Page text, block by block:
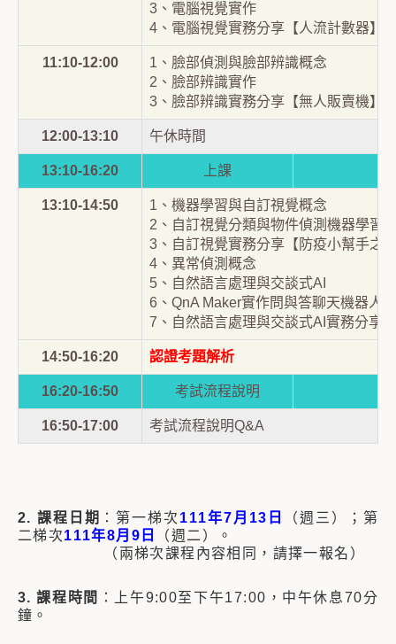
3、電腦視覺實作
4、電腦視覺實務分享【人流計數器】
11:10-12:00
1、臉部偵測與臉部辨識概念
2、臉部辨識實作
3、臉部辨識實務分享【無人販賣機】
12:00-13:10 午休時間
13:10-16:20 上課
13:10-14:50
1、機器學習與自訂視覺概念
2、自訂視覺分類與物件偵測機器學習
3、自訂視覺實務分享【防疫小幫手之
4、異常偵測概念
5、自然語言處理與交談式AI
6、QnA Maker實作問與答聊天機器人
7、自然語言處理與交談式AI實務分享
14:50-16:20 認證考題解析
16:20-16:50 考試流程說明
16:50-17:00 考試流程說明Q&A
2. 課程日期 ：第一梯次 111年7月13日
（週三）；第
二梯次111年8月9日
（週二）。
（兩梯次課程內容相同，請擇一報名）
3. 課程時間
：上午9:00至下午17:00，中午休息70分
鐘。